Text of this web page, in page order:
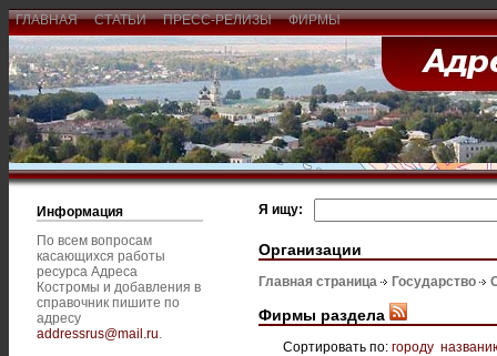
ГЛАВНАЯ СТАТЬИ ПРЕСС-РЕЛИЗЫ ФИРМЫ
Информация
По всем вопросам
касающихся работы
ресурса Адреса
Костромы и добавления в
справочник пишите по
адресу
addressrus@mail.ru.
Я ищу:
Организации
Главная страница Государство
Фирмы раздела
Сортировать по: городу